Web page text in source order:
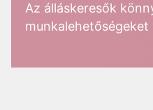
Az álláskeresők